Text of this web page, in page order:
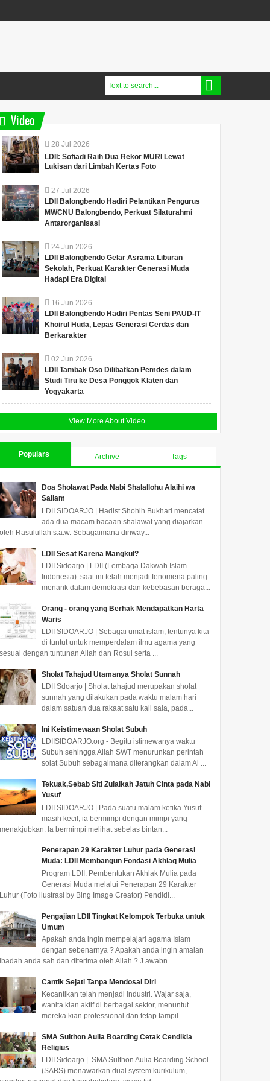
Video
28 Jul 2026
LDII: Sofiadi Raih Dua Rekor MURI Lewat
Lukisan dari Limbah Kertas Foto
27 Jul 2026
LDII Balongbendo Hadiri Pelantikan Pengurus
MWCNU Balongbendo, Perkuat Silaturahmi
Antarorganisasi
24 Jun 2026
LDII Balongbendo Gelar Asrama Liburan
Sekolah, Perkuat Karakter Generasi Muda
Hadapi Era Digital
16 Jun 2026
LDII Balongbendo Hadiri Pentas Seni PAUD-IT
Khoirul Huda, Lepas Generasi Cerdas dan
Berkarakter
02 Jun 2026
LDII Tambak Oso Dilibatkan Pemdes dalam
Studi Tiru ke Desa Ponggok Klaten dan
Yogyakarta
View More About Video
Populars Archive Tags
Doa Sholawat Pada Nabi Shalallohu Alaihi wa
Sallam
LDII SIDOARJO | Hadist Shohih Bukhari mencatat
ada dua macam bacaan shalawat yang diajarkan
oleh Rasulullah s.a.w. Sebagaimana diriway...
LDII Sesat Karena Mangkul?
LDII Sidoarjo | LDII (Lembaga Dakwah Islam
Indonesia) saat ini telah menjadi fenomena paling
menarik dalam demokrasi dan kebebasan beraga...
Orang - orang yang Berhak Mendapatkan Harta
Waris
LDII SIDOARJO | Sebagai umat islam, tentunya kita
di tuntut untuk memperdalam ilmu agama yang
sesuai dengan tuntunan Allah dan Rosul serta ...
Sholat Tahajud Utamanya Sholat Sunnah
LDII Sdoarjo | Sholat tahajud merupakan sholat
sunnah yang dilakukan pada waktu malam hari
dalam satuan dua rakaat satu kali sala, pada...
Ini Keistimewaan Sholat Subuh
LDIISIDOARJO.org - Begitu istimewanya waktu
Subuh sehingga Allah SWT menurunkan perintah
solat Subuh sebagaimana diterangkan dalam Al ...
Tekuak,Sebab Siti Zulaikah Jatuh Cinta pada Nabi
Yusuf
LDII SIDOARJO | Pada suatu malam ketika Yusuf
masih kecil, ia bermimpi dengan mimpi yang
menakjubkan. Ia bermimpi melihat sebelas bintan...
Penerapan 29 Karakter Luhur pada Generasi
Muda: LDII Membangun Fondasi Akhlaq Mulia
Program LDII: Pembentukan Akhlak Mulia pada
Generasi Muda melalui Penerapan 29 Karakter
Luhur (Foto ilustrasi by Bing Image Creator) Pendidi...
Pengajian LDII Tingkat Kelompok Terbuka untuk
Umum
Apakah anda ingin mempelajari agama Islam
dengan sebenarnya ? Apakah anda ingin amalan
ibadah anda sah dan diterima oleh Allah ? J awabn...
Cantik Sejati Tanpa Mendosai Diri
Kecantikan telah menjadi industri. Wajar saja,
wanita kian aktif di berbagai sektor, menuntut
mereka kian professional dan tetap tampil ...
SMA Sulthon Aulia Boarding Cetak Cendikia
Religius
LDII Sidoarjo | SMA Sulthon Aulia Boarding School
(SABS) menawarkan dual system kurikulum,